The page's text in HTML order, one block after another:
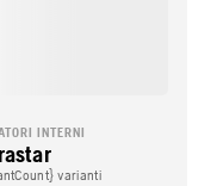
INTERNI
varianti